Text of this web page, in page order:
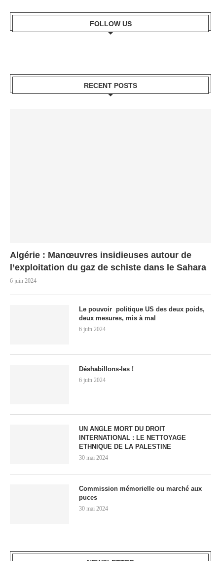
FOLLOW US
RECENT POSTS
Algérie : Manœuvres insidieuses autour de
l’exploitation du gaz de schiste dans le Sahara
6 juin 2024
Le pouvoir politique US des deux poids,
deux mesures, mis à mal
6 juin 2024
Déshabillons-les !
6 juin 2024
UN ANGLE MORT DU DROIT
INTERNATIONAL : LE NETTOYAGE
ETHNIQUE DE LA PALESTINE
30 mai 2024
Commission mémorielle ou marché aux
puces
30 mai 2024